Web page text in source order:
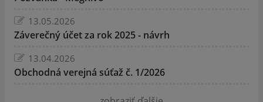
13.05.2026
Záverečný účet za rok 2025 - návrh
13.04.2026
Obchodná verejná súťaž č. 1/2026